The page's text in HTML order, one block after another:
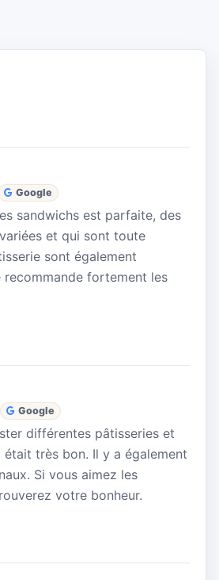
Google
sandwichs est parfaite, des
et qui sont toute
sont également
recommande fortement les
Google
différentes pâtisseries et
très bon. Il y a également
Si vous aimez les
votre bonheur.